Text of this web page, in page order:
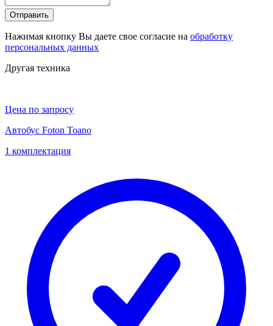
Отправить
Нажимая кнопку Вы даете свое согласие на обработку
персональных данных
Другая техника
Цена по запросу
Автобус Foton Toano
1 комплектация